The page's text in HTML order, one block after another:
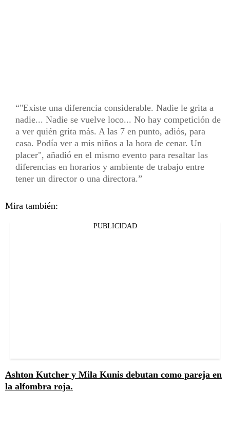
"Existe una diferencia considerable. Nadie le grita a
nadie... Nadie se vuelve loco... No hay competición de
a ver quién grita más. A las 7 en punto, adiós, para
casa. Podía ver a mis niños a la hora de cenar. Un
placer", añadió en el mismo evento para resaltar las
diferencias en horarios y ambiente de trabajo entre
tener un director o una directora.
Mira también:
PUBLICIDAD
Ashton Kutcher y Mila Kunis debutan como pareja en
la alfombra roja.